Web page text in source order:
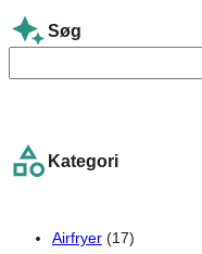
Søg
e
c
Kategori
Airfryer (17)